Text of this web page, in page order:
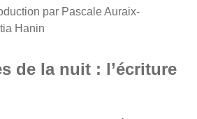
par Pascale Auraix-
Hanin
de la nuit : l’écriture